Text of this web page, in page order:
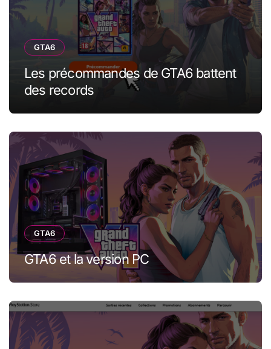
GTA6
Les précommandes de GTA6 battent
des records
GTA6
GTA6 et la version PC